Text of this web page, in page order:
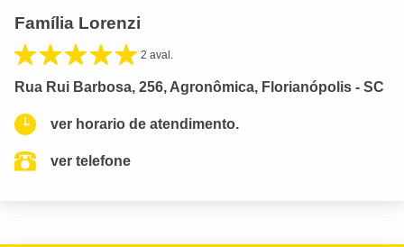
Família Lorenzi
2 aval.
Rua Rui Barbosa, 256, Agronômica, Florianópolis - SC
ver horario de atendimento.
ver telefone